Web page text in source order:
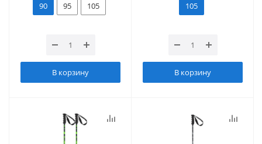
90 95 105
В корзину
105
В корзину